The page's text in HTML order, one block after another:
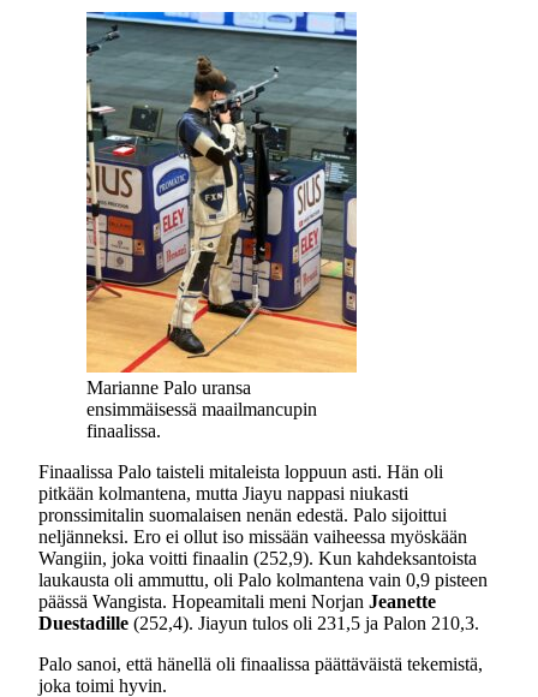
Marianne Palo uransa
ensimmäisessä maailmancupin
finaalissa.
Finaalissa Palo taisteli mitaleista loppuun asti. Hän oli
pitkään kolmantena, mutta Jiayu nappasi niukasti
pronssimitalin suomalaisen nenän edestä. Palo sijoittui
neljänneksi. Ero ei ollut iso missään vaiheessa myöskään
Wangiin, joka voitti finaalin (252,9). Kun kahdeksantoista
laukausta oli ammuttu, oli Palo kolmantena vain 0,9 pisteen
päässä Wangista. Hopeamitali meni Norjan Jeanette
Duestadille (252,4). Jiayun tulos oli 231,5 ja Palon 210,3.
Palo sanoi, että hänellä oli finaalissa päättäväistä tekemistä,
joka toimi hyvin.